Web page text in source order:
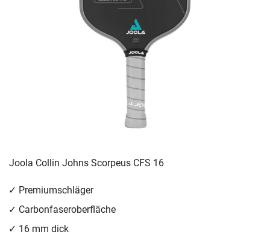
Joola Collin Johns Scorpeus CFS 16
Premiumschläger
Carbonfaseroberfläche
16 mm dick